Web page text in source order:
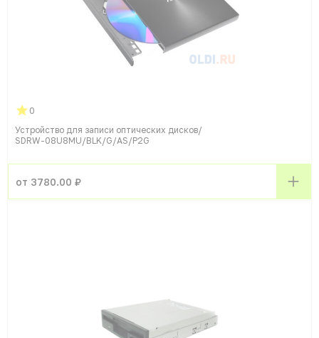
0
Устройство для записи оптических дисков/
SDRW-08U8MU/BLK/G/AS/P2G
от 3780.00 ₽